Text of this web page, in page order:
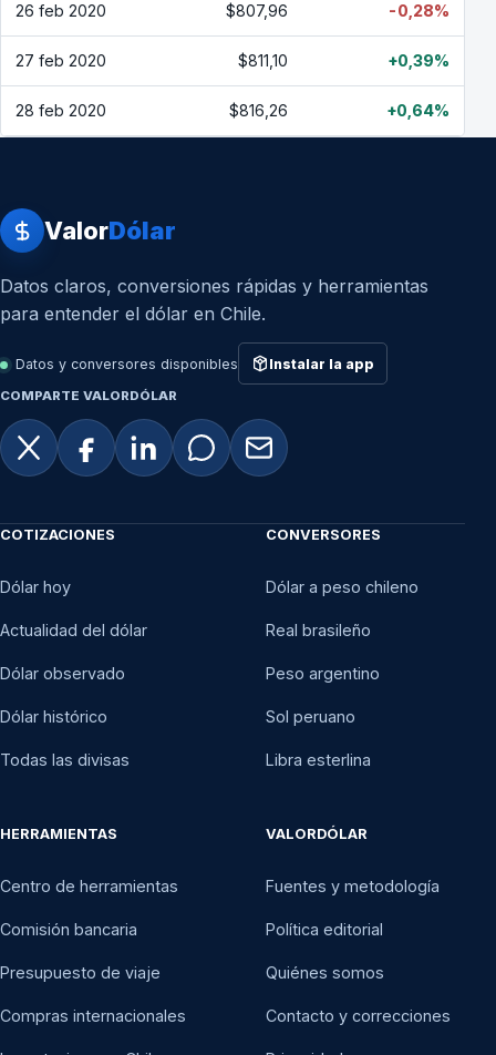
26 feb 2020 $807,96 -0,28%
27 feb 2020 $811,10 +0,39%
28 feb 2020 $816,26 +0,64%
ValorDólar
Datos claros, conversiones rápidas y herramientas
para entender el dólar en Chile.
Datos y conversores disponibles Instalar la app
COMPARTE VALORDÓLAR
COTIZACIONES
Dólar hoy
Actualidad del dólar
Dólar observado
Dólar histórico
Todas las divisas
CONVERSORES
Dólar a peso chileno
Real brasileño
Peso argentino
Sol peruano
Libra esterlina
HERRAMIENTAS
Centro de herramientas
Comisión bancaria
Presupuesto de viaje
Compras internacionales
VALORDÓLAR
Fuentes y metodología
Política editorial
Quiénes somos
Contacto y correcciones